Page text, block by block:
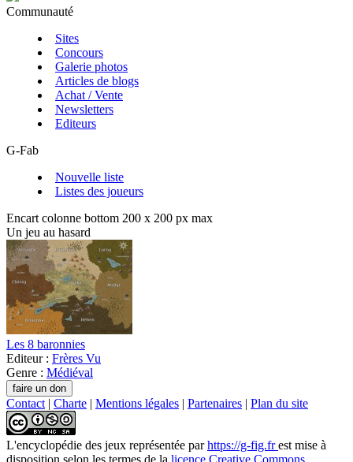
Communauté
Sites
Concours
Galerie photos
Articles de blogs
Achat / Vente
Newsletters
Editeurs
G-Fab
Nouvelle liste
Listes des joueurs
Encart colonne bottom 200 x 200 px max
Un jeu au hasard
Les 8 baronnies
Editeur : Frères Vu
Genre : Médiéval
Contact | Charte | Mentions légales | Partenaires | Plan du site
L'encyclopédie des jeux représentée parhttps://g-fig.frest mise à